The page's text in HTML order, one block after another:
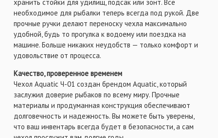
хранить стойки для удилищ, подсак или зонт. Все
необходимое для рыбалки теперь всегда под рукой. Две
прочные ручки делают переноску чехла максимально
удобной, будь то прогулка к водоему или поездка на
машине. Больше никаких неудобств — только комфорт и
удовольствие от процесса.
Качество, проверенное временем
Чехол Aquatic Ч-01 создан брендом Aquatic, который
заслужил доверие рыбаков по всему миру. Прочные
материалы и продуманная конструкция обеспечивают
долговечность и надежность. Вы можете быть уверены,
что ваш инвентарь всегда будет в безопасности, а сам